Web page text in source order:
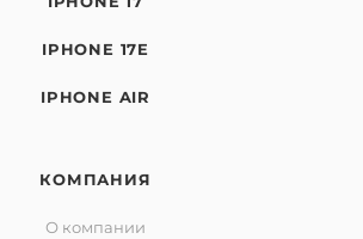
IPHONE 17E
IPHONE AIR
КОМПАНИЯ
О компании